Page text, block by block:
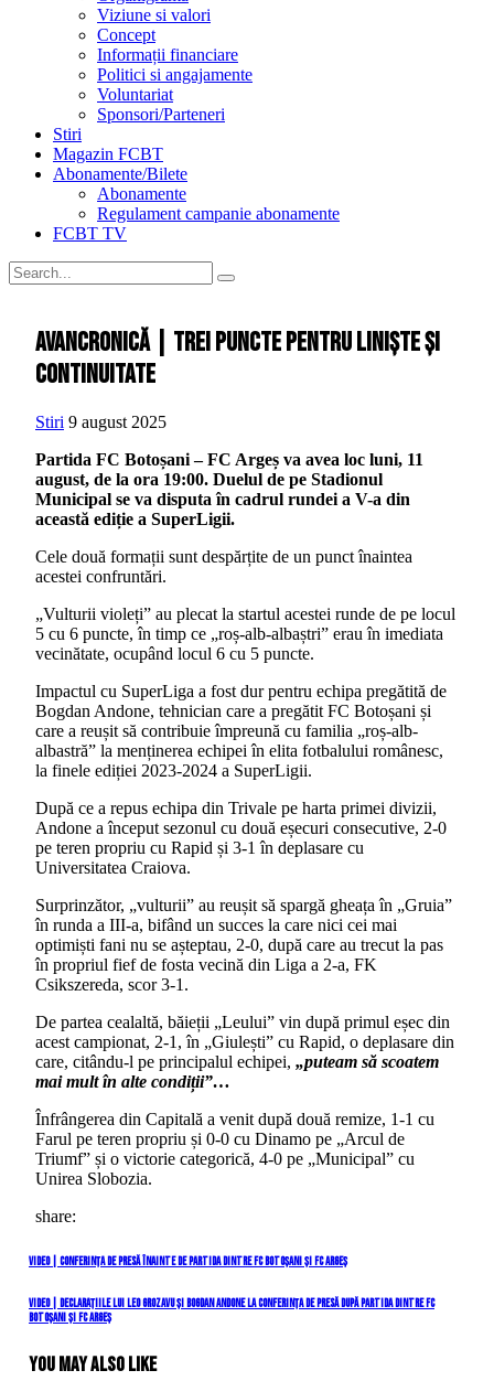
Viziune si valori
Concept
Informații financiare
Politici si angajamente
Voluntariat
Sponsori/Parteneri
Stiri
Magazin FCBT
Abonamente/Bilete
Abonamente
Regulament campanie abonamente
FCBT TV
Avancronică | Trei puncte pentru liniște și
continuitate
Stiri 9 august 2025
Partida FC Botoșani – FC Argeș va avea loc luni, 11
august, de la ora 19:00. Duelul de pe Stadionul
Municipal se va disputa în cadrul rundei a V-a din
această ediție a SuperLigii.
Cele două formații sunt despărțite de un punct înaintea
acestei confruntări.
„Vulturii violeți” au plecat la startul acestei runde de pe locul
5 cu 6 puncte, în timp ce „roș-alb-albaștri” erau în imediata
vecinătate, ocupând locul 6 cu 5 puncte.
Impactul cu SuperLiga a fost dur pentru echipa pregătită de
Bogdan Andone, tehnician care a pregătit FC Botoșani și
care a reușit să contribuie împreună cu familia „roș-alb-
albastră” la menținerea echipei în elita fotbalului românesc,
la finele ediției 2023-2024 a SuperLigii.
După ce a repus echipa din Trivale pe harta primei divizii,
Andone a început sezonul cu două eșecuri consecutive, 2-0
pe teren propriu cu Rapid și 3-1 în deplasare cu
Universitatea Craiova.
Surprinzător, „vulturii” au reușit să spargă gheața în „Gruia”
în runda a III-a, bifând un succes la care nici cei mai
optimiști fani nu se așteptau, 2-0, după care au trecut la pas
în propriul fief de fosta vecină din Liga a 2-a, FK
Csikszereda, scor 3-1.
De partea cealaltă, băieții „Leului” vin după primul eșec din
acest campionat, 2-1, în „Giulești” cu Rapid, o deplasare din
care, citându-l pe principalul echipei, „puteam să scoatem
mai mult în alte condiții”…
Înfrângerea din Capitală a venit după două remize, 1-1 cu
Farul pe teren propriu și 0-0 cu Dinamo pe „Arcul de
Triumf” și o victorie categorică, 4-0 pe „Municipal” cu
Unirea Slobozia.
share:
Navigare
în
articole
Previous
VIDEO | Conferința de presă înainte de partida dintre FC Botoșani și FC Argeș
Next
Post
VIDEO | Declarațiile lui Leo Grozavu și Bogdan Andone la conferința de presă după partida dintre FC
Botoșani și FC Argeș
You May Also Like